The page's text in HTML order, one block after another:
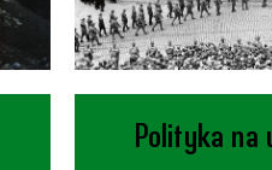
Polityka na